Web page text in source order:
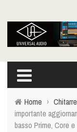
Home ›
importante
basso Prime, Core